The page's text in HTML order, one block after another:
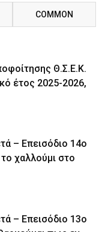
COMMON
Θ.Σ.Ε.Κ.
έτος 2025-2026,
– Επεισόδιο 14ο
χαλλούμι στο
– Επεισόδιο 13ο